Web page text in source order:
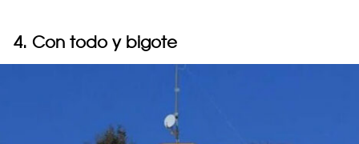
4. Con todo y bigote